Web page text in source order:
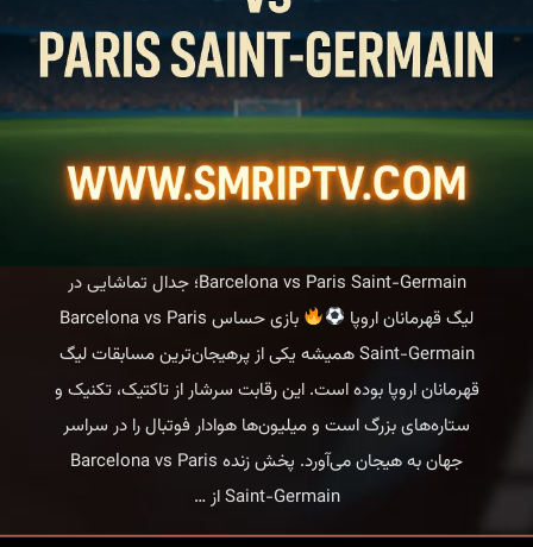
Barcelona vs Paris Saint-Germain؛ جدال تماشایی در
لیگ قهرمانان اروپا
بازی حساس Barcelona vs Paris
Saint-Germain همیشه یکی از پرهیجان‌ترین مسابقات لیگ
قهرمانان اروپا بوده است. این رقابت سرشار از تاکتیک، تکنیک و
ستاره‌های بزرگ است و میلیون‌ها هوادار فوتبال را در سراسر
جهان به هیجان می‌آورد. پخش زنده Barcelona vs Paris
Saint-Germain از
…
vs